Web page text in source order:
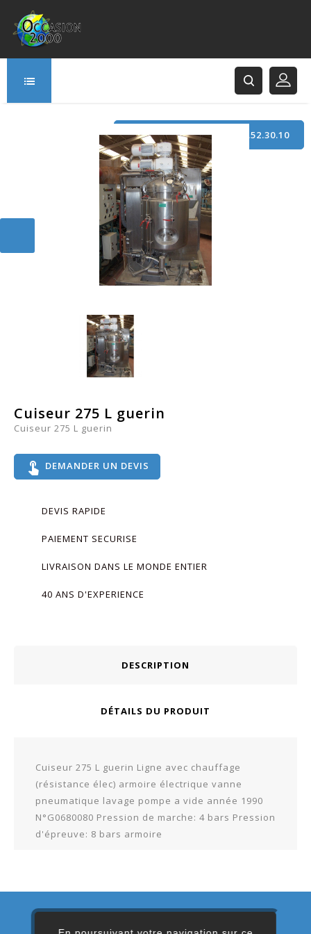
TÉLÉPHONE : +33 (0)3.21.52.30.10
166 Rue Principale
62120 Saint-Hilaire-Cottes
Cuiseur 275 L guerin
Cuiseur 275 L guerin
touch_app DEMANDER UN DEVIS
DEVIS RAPIDE
PAIEMENT SECURISE
LIVRAISON DANS LE MONDE ENTIER
40 ANS D'EXPERIENCE
DESCRIPTION
DÉTAILS DU PRODUIT
Cuiseur 275 L guerin Ligne avec chauffage
(résistance élec) armoire électrique vanne
pneumatique lavage pompe a vide année 1990
N°G0680080 Pression de marche: 4 bars Pression
d'épreuve: 8 bars armoire